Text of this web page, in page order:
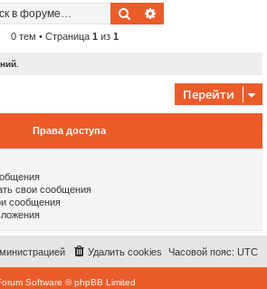
Поиск
0 тем • Страница 1 из 1
Перейти
Права доступа
свои сообщения
сообщения
Часовой пояс: UTC
Удалить cookies
Software © phpBB Limited